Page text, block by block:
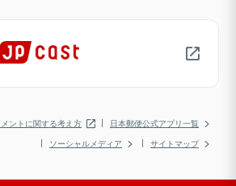
ントに関する考え方
日本郵便公式アプリ一覧
ソーシャルメディア
サイトマップ